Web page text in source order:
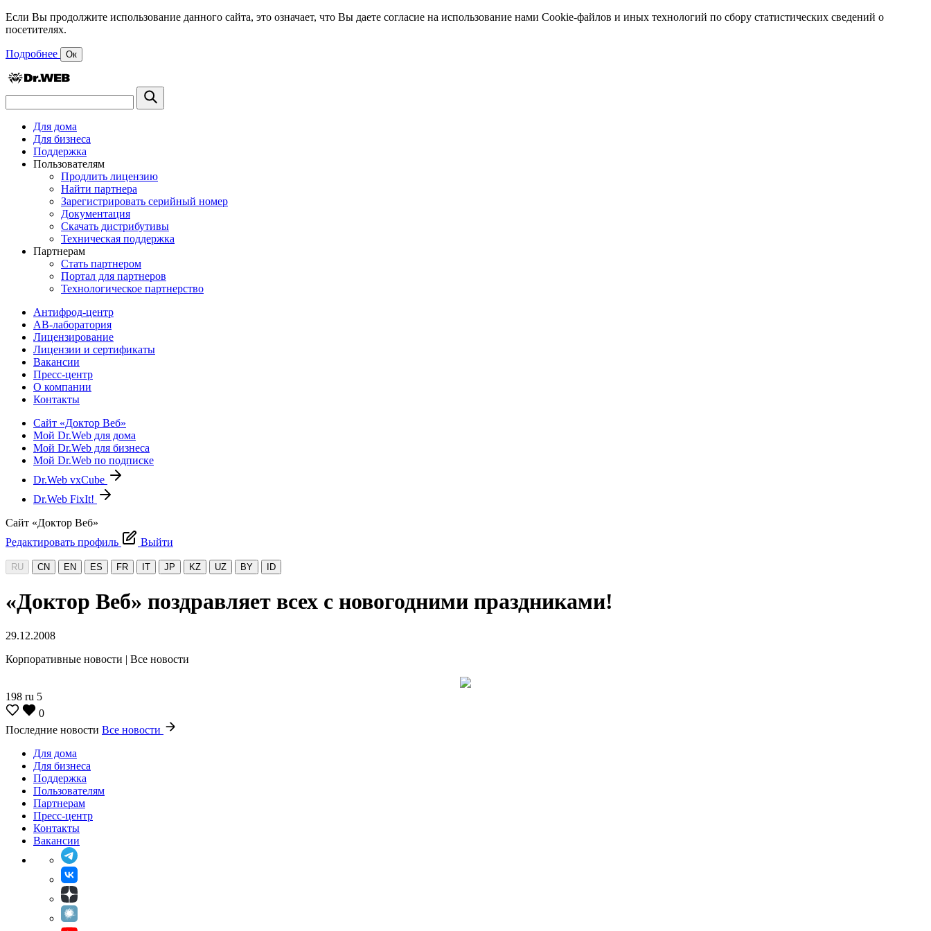
Если Вы продолжите использование данного сайта, это означает, что Вы даете согласие на использование нами Cookie-файлов и иных технологий по сбору статистических сведений о
посетителях.
Подробнее Ок
Для дома
Для бизнеса
Поддержка
Пользователям
Продлить лицензию
Найти партнера
Зарегистрировать серийный номер
Документация
Скачать дистрибутивы
Техническая поддержка
Партнерам
Стать партнером
Портал для партнеров
Технологическое партнерство
Антифрод-центр
АВ-лаборатория
Лицензирование
Лицензии и сертификаты
Вакансии
Пресс-центр
О компании
Контакты
Сайт «Доктор Веб»
Мой Dr.Web для дома
Мой Dr.Web для бизнеса
Мой Dr.Web по подписке
Dr.Web vxCube
Dr.Web FixIt!
Сайт «Доктор Веб»
Редактировать профиль
Выйти
RU CN EN ES FR IT JP KZ UZ BY ID
«Доктор Веб» поздравляет всех с новогодними праздниками!
29.12.2008
Корпоративные новости | Все новости
198 ru 5
0
Последние новости Все новости
Для дома
Для бизнеса
Поддержка
Пользователям
Партнерам
Пресс-центр
Контакты
Вакансии